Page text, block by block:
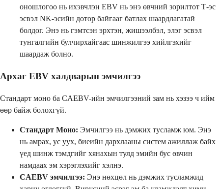
оношлогоо нь ихэвчлэн EBV нь энэ өвчний зорилтот Т-эс
эсвэл NK-эсийн дотор байгааг батлах шаардлагатай
болдог. Энэ нь гэмтсэн эрхтэн, жишээлбэл, элэг эсвэл
тунгалгийн булчирхайгаас шинжилгээ хийлгэхийг
шаардаж болно.
Архаг EBV халдварын эмчилгээ
Стандарт моно ба CAEBV-ийн эмчилгээний зам нь хэзээ ч ийм
өөр байж болохгүй.
Стандарт Моно: Эмчилгээ нь дэмжих тусламж юм. Энэ
нь амрах, ус уух, биеийн дархлааны систем ажиллаж байх
үед шинж тэмдгийг хянахын тулд эмийн бус өвчин
намдаах эм хэрэглэхийг хэлнэ.
CAEBV эмчилгээ: Энэ нөхцөл нь дэмжих тусламжид